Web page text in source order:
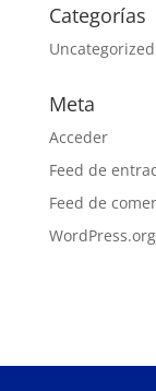
Categorías
Uncategorized
Meta
Acceder
Feed de
Feed de
WordPress.org